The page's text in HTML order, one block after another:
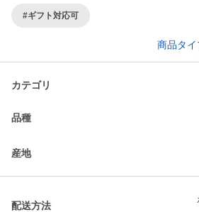
#ギフト対応可
商品タイ
カテゴリ
品種
産地
配送方法